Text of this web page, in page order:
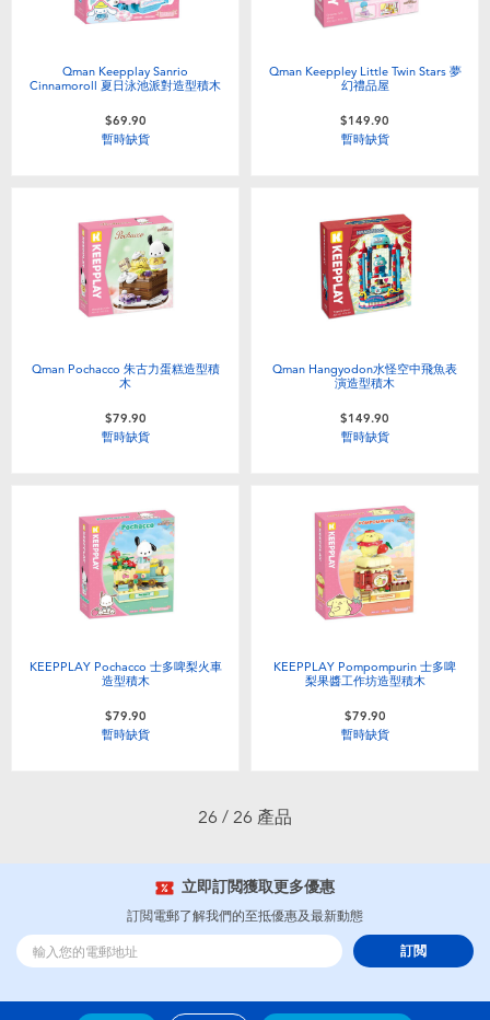
Qman Keepplay Sanrio
Cinnamoroll 夏日泳池派對造型積木
$69.90
暫時缺貨
Qman Keeppley Little Twin Stars 夢
幻禮品屋
$149.90
暫時缺貨
Qman Pochacco 朱古力蛋糕造型積
木
$79.90
暫時缺貨
Qman Hangyodon水怪空中飛魚表
演造型積木
$149.90
暫時缺貨
KEEPPLAY Pochacco 士多啤梨火車
造型積木
$79.90
暫時缺貨
KEEPPLAY Pompompurin 士多啤
梨果醬工作坊造型積木
$79.90
暫時缺貨
26 / 26 產品
立即訂閲獲取更多優惠
訂閲電郵了解我們的至抵優惠及最新動態
訂閲